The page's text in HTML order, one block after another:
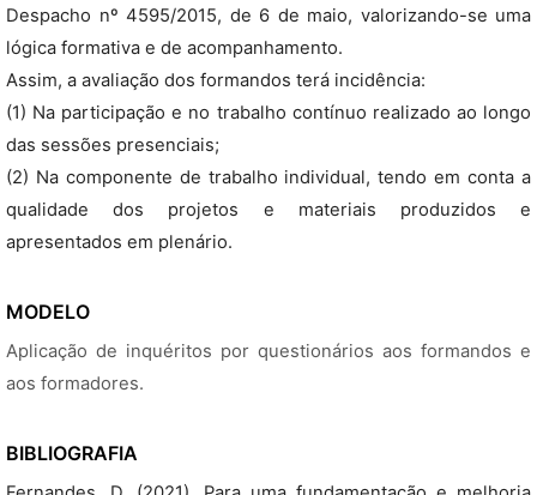
Despacho nº 4595/2015, de 6 de maio, valorizando-se uma
lógica formativa e de acompanhamento.
Assim, a avaliação dos formandos terá incidência:
(1) Na participação e no trabalho contínuo realizado ao longo
das sessões presenciais;
(2) Na componente de trabalho individual, tendo em conta a
qualidade dos projetos e materiais produzidos e
apresentados em plenário.
MODELO
Aplicação de inquéritos por questionários aos formandos e
aos formadores.
BIBLIOGRAFIA